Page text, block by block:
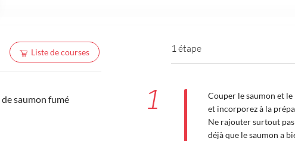
Liste de courses
de saumon fumé
1 étape
1
Couper le saumon et
et incorporez à la
Ne rajouter surtout
déjà que le saumon a